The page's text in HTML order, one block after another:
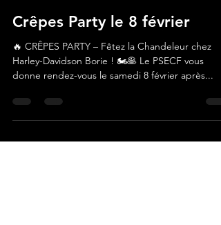
29 janv. 2025
Crêpes Party le 8 février
🔥 CRÊPES PARTY – Fêtez la Chandeleur chez
donne rendez-vous le samedi 8 février après...